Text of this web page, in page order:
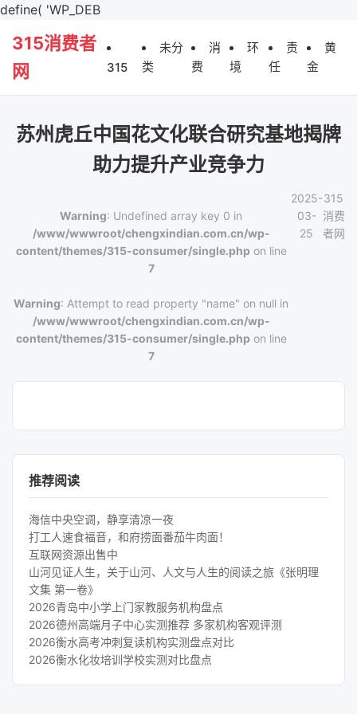
define( 'WP_DEB
315消费者
网
315
未分
类
消
费
环
境
责
任
黄
金
苏州虎丘中国花文化联合研究基地揭牌
助力提升产业竞争力
Warning: Undefined array key 0 in
/www/wwwroot/chengxindian.com.cn/wp-
content/themes/315-consumer/single.phpon line
7
Warning: Attempt to read property "name" on null in
/www/wwwroot/chengxindian.com.cn/wp-
content/themes/315-consumer/single.phpon line
7
2025-
03-
25
315
消费
者网
推荐阅读
海信中央空调，静享清凉一夜
打工人速食福音，和府捞面番茄牛肉面！
互联网资源出售中
山河见证人生，关于山河、人文与人生的阅读之旅《张明理
文集 第一卷》
2026青岛中小学上门家教服务机构盘点
2026德州高端月子中心实测推荐 多家机构客观评测
2026衡水高考冲刺复读机构实测盘点对比
2026衡水化妆培训学校实测对比盘点